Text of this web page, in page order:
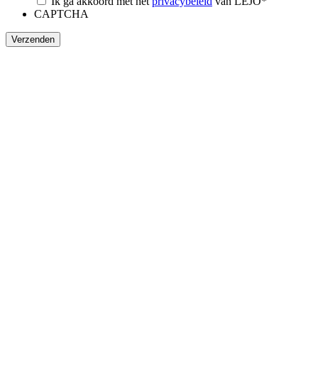
CAPTCHA